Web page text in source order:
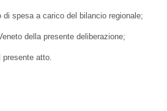
spesa a carico del bilancio regionale;
della presente deliberazione;
presente atto.